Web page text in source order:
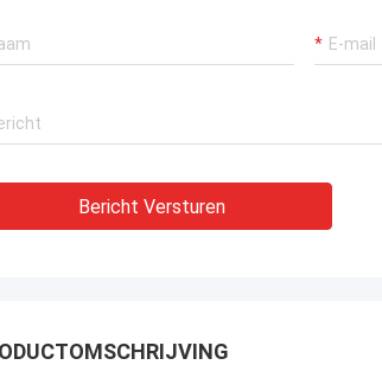
Bericht Versturen